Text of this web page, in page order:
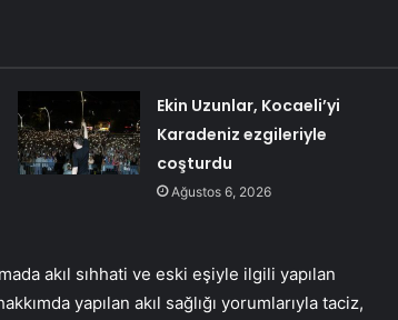
Ekin Uzunlar, Kocaeli’yi
Karadeniz ezgileriyle
coşturdu
Ağustos 6, 2026
akıl sıhhati ve eski eşiyle ilgili yapılan
yapılan akıl sağlığı yorumlarıyla taciz,